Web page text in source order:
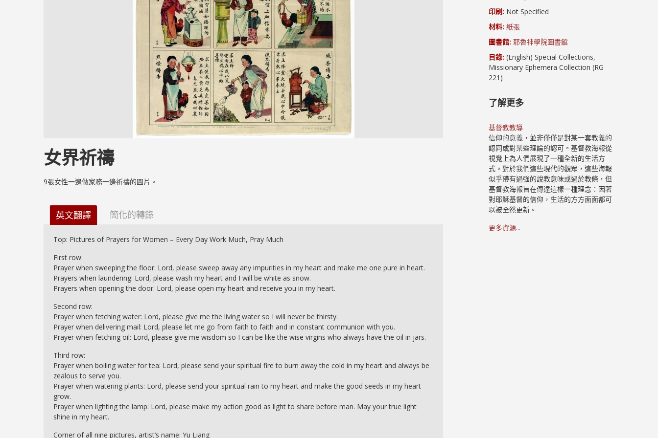
女界祈禱
9張女性一邊做家務一邊祈禱的圖片。
英文翻譯 簡化的轉錄
Top: Pictures of Prayers for Women – Every Day Work Much, Pray Much
First row:
Prayer when sweeping the floor: Lord, please sweep away any impurities in my heart and make me one pure in heart.
Prayers when laundering: Lord, please wash my heart and I will be white as snow.
Prayers when opening the door: Lord, please open my heart and receive you in my heart.
Second row:
Prayer when fetching water: Lord, please give me the living water so I will never be thirsty.
Prayer when delivering mail: Lord, please let me go from faith to faith and in constant communion with you.
Prayer when fetching oil: Lord, please give me wisdom so I can be like the wise virgins who always have the oil in jars.
Third row:
Prayer when boiling water for tea: Lord, please send your spiritual fire to burn away the cold in my heart and always be
zealous to serve you.
Prayer when watering plants: Lord, please send your spiritual rain to my heart and make the good seeds in my heart
grow.
Prayer when lighting the lamp: Lord, please make my action good as light to share before man. May your true light
shine in my heart.
Corner of all nine pictures, artist’s name: Yu Liang
印刷: Not Specified
材料: 紙張
圖書館: 耶魯神學院圖書館
目錄: (English) Special Collections,
Missionary Ephemera Collection (RG
221)
了解更多
基督教教導
信仰的意義，並非僅僅是對某一套教義的
認同或對某些理論的認可。基督教海報從
視覺上為人們展現了一種全新的生活方
式。對於我們這些現代的觀眾，這些海報
似乎帶有過強的說教意味或過於教條，但
基督教海報旨在傳達這樣一種理念：因著
對耶穌基督的信仰，生活的方方面面都可
以被全然更新。
更多資源...